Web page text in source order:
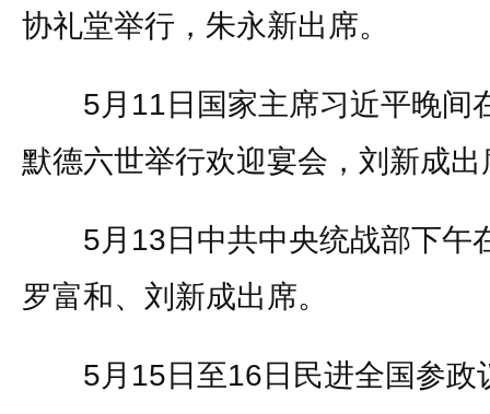
协礼堂举行，朱永新出席。
5月11日国家主席习近平晚间
默德六世举行欢迎宴会，刘新成出
5月13日中共中央统战部下午
罗富和、刘新成出席。
5月15日至16日民进全国参政